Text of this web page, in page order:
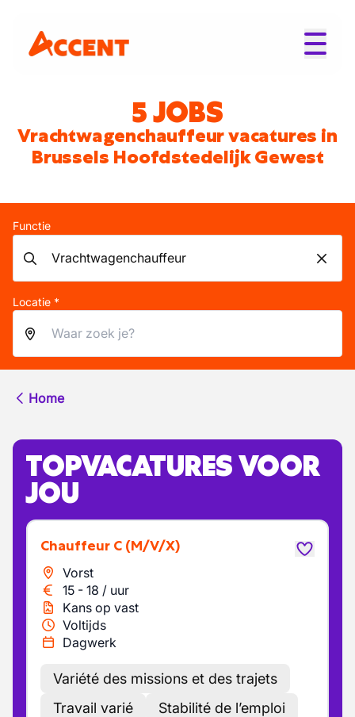
5 JOBS
Vrachtwagenchauffeur vacatures in
Brussels Hoofdstedelijk Gewest
Functie
Locatie *
Home
TOPVACATURES VOOR
JOU
Chauffeur C (M/V/X)
Vorst
15 - 18 / uur
Kans op vast
Voltijds
Dagwerk
Variété des missions et des trajets
Travail varié
Stabilité de l’emploi